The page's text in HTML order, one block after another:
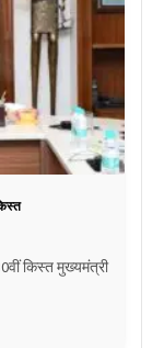
किस्त मुख्यमंत्री